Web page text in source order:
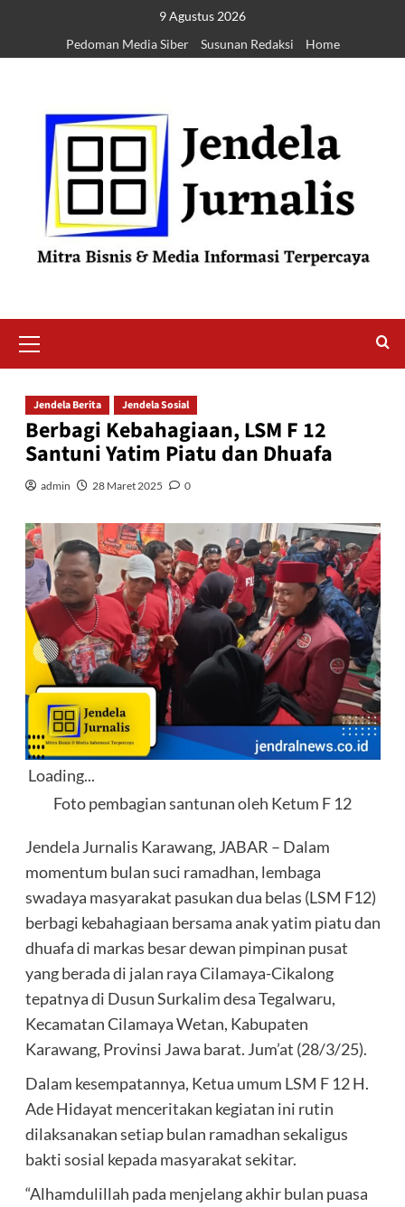
9 Agustus 2026
Pedoman Media Siber
Susunan Redaksi Home
Jendela Berita Jendela Sosial
Berbagi Kebahagiaan, LSM F 12
Santuni Yatim Piatu dan Dhuafa
admin 28 Maret 2025 0
Loading...
Foto pembagian santunan oleh Ketum F 12
Jendela Jurnalis Karawang, JABAR – Dalam
momentum bulan suci ramadhan, lembaga
swadaya masyarakat pasukan dua belas (LSM F12)
berbagi kebahagiaan bersama anak yatim piatu dan
dhuafa di markas besar dewan pimpinan pusat
yang berada di jalan raya Cilamaya-Cikalong
tepatnya di Dusun Surkalim desa Tegalwaru,
Kecamatan Cilamaya Wetan, Kabupaten
Karawang, Provinsi Jawa barat. Jum’at (28/3/25).
Dalam kesempatannya, Ketua umum LSM F 12 H.
Ade Hidayat menceritakan kegiatan ini rutin
dilaksanakan setiap bulan ramadhan sekaligus
bakti sosial kepada masyarakat sekitar.
“Alhamdulillah pada menjelang akhir bulan puasa